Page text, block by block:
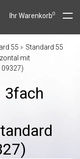
Ihr Warenkorb0
55
Standard 55
mit
3fach